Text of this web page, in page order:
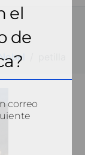
el
de
correo